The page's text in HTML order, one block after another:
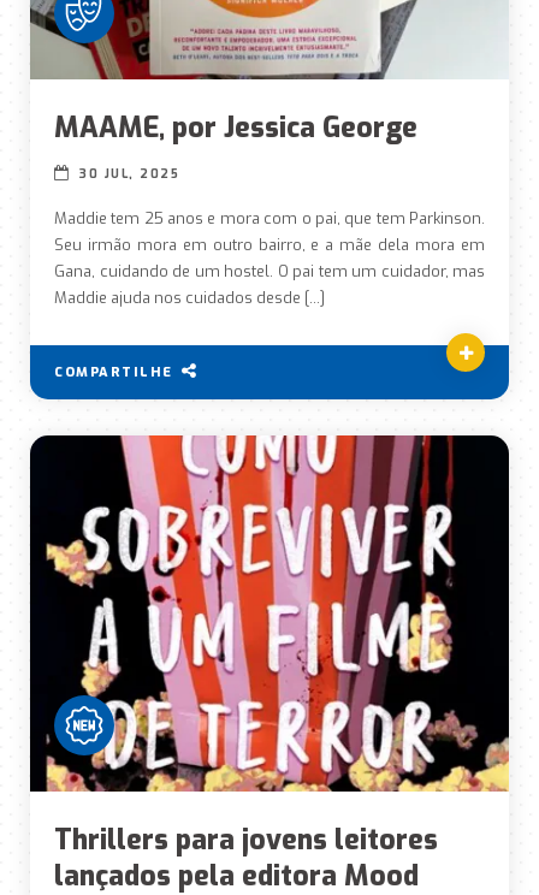
MAAME, por Jessica George
30 JUL, 2025
Maddie tem 25 anos e mora com o pai, que tem Parkinson.
Seu irmão mora em outro bairro, e a mãe dela mora em
Gana, cuidando de um hostel. O pai tem um cuidador, mas
Maddie ajuda nos cuidados desde […]
COMPARTILHE
Thrillers para jovens leitores
lançados pela editora Mood